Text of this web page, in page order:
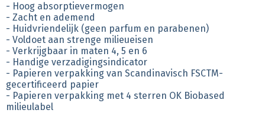
- Hoog absorptievermogen
- Zacht en ademend
- Huidvriendelijk (geen parfum en parabenen)
- Voldoet aan strenge milieueisen
- Verkrijgbaar in maten 4, 5 en 6
- Handige verzadigingsindicator
- Papieren verpakking van Scandinavisch FSCTM-
gecertificeerd papier
- Papieren verpakking met 4 sterren OK Biobased
milieulabel